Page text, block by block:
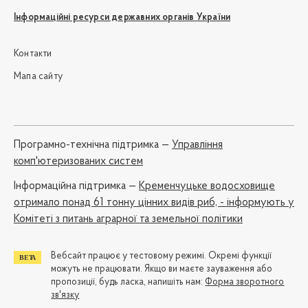
Інформаційні ресурси державних органів України
Контакти
Мапа сайту
Програмно-технічна підтримка — Управління
комп'ютеризованих систем
Iнформаційна підтримка — Кременчуцьке водосховище
отримало понад 61 тонну цінних видів риб, - інформують у
Комітеті з питань аграрної та земельної політики
Вебсайт працює у тестовому режимі. Окремі функції
можуть не працювати. Якщо ви маєте зауваження або
пропозиції, будь ласка, напишіть нам: Форма зворотного
зв'язку